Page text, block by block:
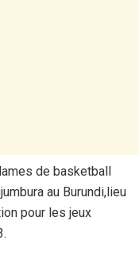
de basketball
au Burundi,lieu
pour les jeux